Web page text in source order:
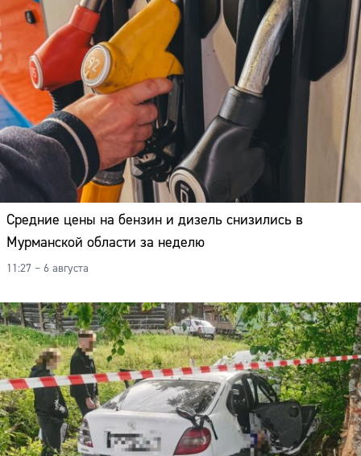
Средние цены на бензин и дизель снизились в
Мурманской области за неделю
11:27 – 6 августа
Адрес:
Телефон: